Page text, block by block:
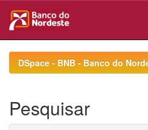
navigationDSpace - BNB - Banco do
Pesquisar